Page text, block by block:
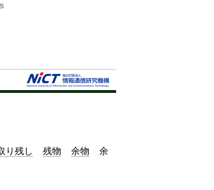
り残し 残物 余物
余